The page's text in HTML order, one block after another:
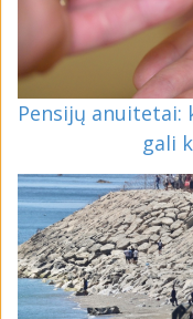
Pensijų anuitetai:
gali